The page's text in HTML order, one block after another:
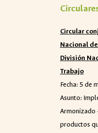
Circular
Nacional
División
Trabajo
Fecha: 5 de
Asunto:
Armonizado
productos